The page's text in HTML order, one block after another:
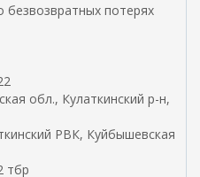
н
я
с
потерях
обл., Кулаткинский р-н,
РВК, Куйбышевская
тбр